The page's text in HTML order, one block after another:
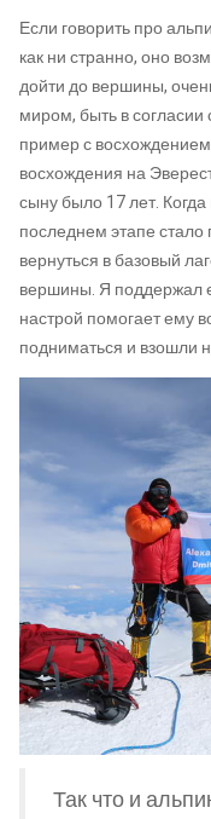
Если говорить про
как ни странно, оно
дойти до вершины,
миром, быть в
пример с
восхождения на
сыну было 17 лет.
последнем этапе
вернуться в базовый
вершины. Я поддержал
настрой помогает ему
подниматься и взошли
Так что и